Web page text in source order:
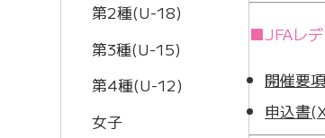
■JFAレデ
開催要
申込書
第2種(U-18)
第3種(U-15)
第4種(U-12)
女子